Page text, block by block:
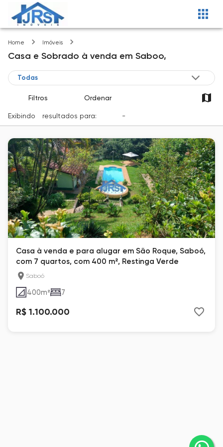
Home Imóveis
Casa e Sobrado à venda em Saboo,
Filtros Ordenar
Exibindo resultados para: -
Casa à venda e para alugar em São Roque, Saboó,
com 7 quartos, com 400 m², Restinga Verde
Saboó
400m² 7
R$ 1.100.000